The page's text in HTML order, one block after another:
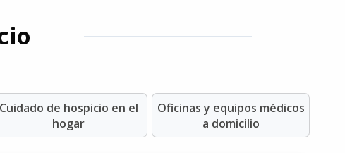
Cuidado de hospicio en el
hogar
Oficinas y equipos médicos
a domicilio